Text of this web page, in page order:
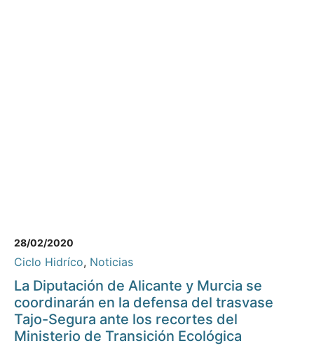
28/02/2020
Ciclo Hidríco, Noticias
La Diputación de Alicante y Murcia se
coordinarán en la defensa del trasvase
Tajo-Segura ante los recortes del
Ministerio de Transición Ecológica